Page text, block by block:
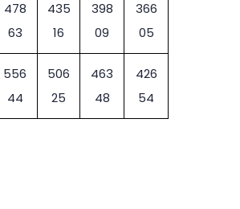
478
63
435
16
398
09
366
05
556
44
506
25
463
48
426
54